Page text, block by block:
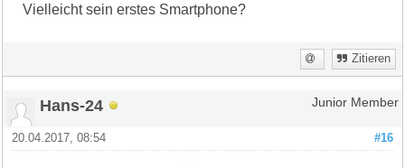
Vielleicht sein erstes Smartphone?
Zitieren
Hans-24 Junior Member
#16
20.04.2017, 08:54